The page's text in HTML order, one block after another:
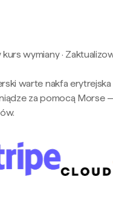
kurs wymiany·
warte nakfa
za pomocą